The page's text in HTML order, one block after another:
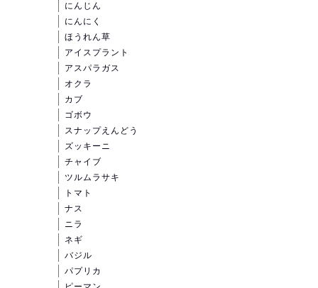
にんじん
にんにく
ほうれん草
アイスプラント
アスパラガス
オクラ
カブ
ゴボウ
スナップえんどう
ズッキーニ
チャイブ
ツルムラサキ
トマト
ナス
ニラ
ネギ
バジル
パプリカ